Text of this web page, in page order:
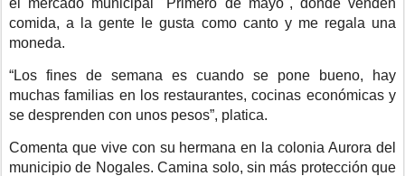
el mercado municipal "Primero de mayo", donde venden
comida, a la gente le gusta como canto y me regala una
moneda.
“Los fines de semana es cuando se pone bueno, hay
muchas familias en los restaurantes, cocinas económicas y
se desprenden con unos pesos”, platica.
Comenta que vive con su hermana en la colonia Aurora del
municipio de Nogales. Camina solo, sin más protección que